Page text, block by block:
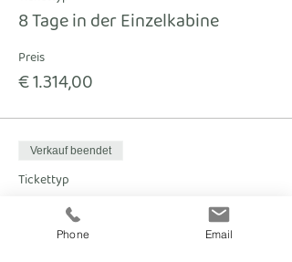
8 Tage in der Einzelkabine
Preis
€ 1.314,00
Verkauf beendet
Tickettyp
8 Tage in der Doppelkabine
Phone Email